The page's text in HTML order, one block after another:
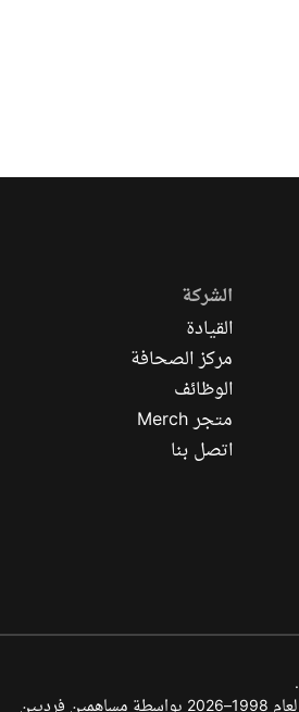
الشركة
القيادة
مركز الصحافة
الوظائف
متجر Merch
اتصل بنا
.
أجزاء من هذا المحتوى محفوظة بحقوق الطبع والنشر © لعام 1998–2026 بواسطة مساهمين فرديين